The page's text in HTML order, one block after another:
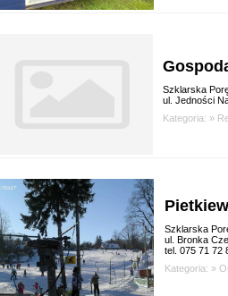
Szklarska
ul. Jedności
Kategoria: »
Szklarska
ul. Bronka
tel. 075 71 72
Kategoria: »